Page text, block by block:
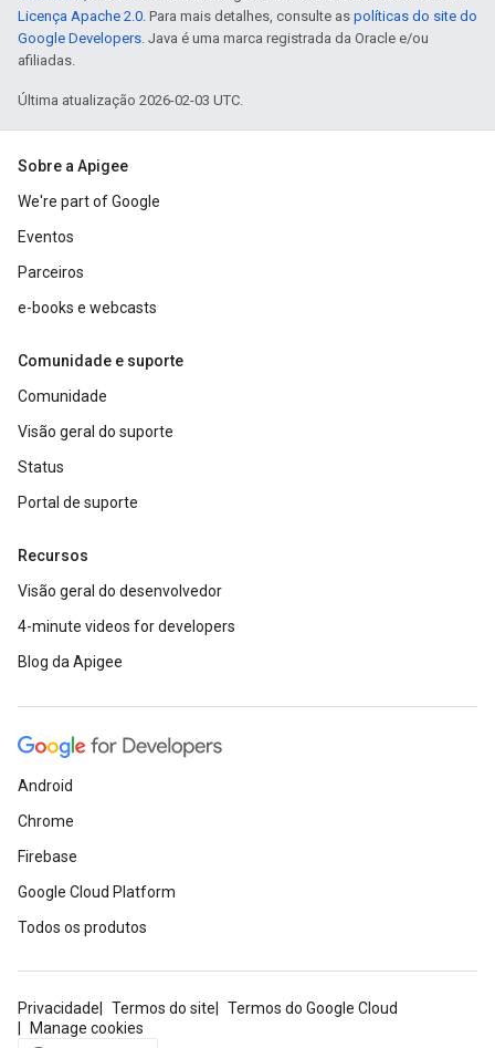
Licença Apache 2.0. Para mais detalhes, consulte as políticas do site do
Google Developers. Java é uma marca registrada da Oracle e/ou
afiliadas.
Última atualização 2026-02-03 UTC.
Sobre a Apigee
We're part of Google
Eventos
Parceiros
e-books e webcasts
Comunidade e suporte
Comunidade
Visão geral do suporte
Status
Portal de suporte
Recursos
Visão geral do desenvolvedor
4-minute videos for developers
Blog da Apigee
Android
Chrome
Firebase
Google Cloud Platform
Todos os produtos
Privacidade Termos do site
Termos do Google Cloud
Manage cookies